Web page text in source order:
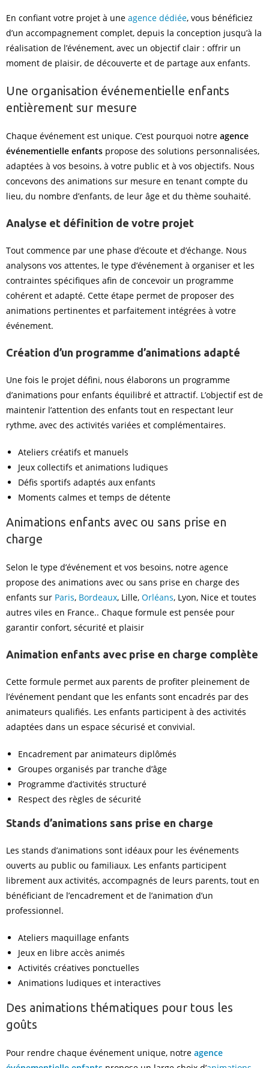
En confiant votre projet à une agence dédiée, vous bénéficiez
d’un accompagnement complet, depuis la conception jusqu’à la
réalisation de l’événement, avec un objectif clair : offrir un
moment de plaisir, de découverte et de partage aux enfants.
Une organisation événementielle enfants
entièrement sur mesure
Chaque événement est unique. C’est pourquoi notre agence
événementielle enfants propose des solutions personnalisées,
adaptées à vos besoins, à votre public et à vos objectifs. Nous
concevons des animations sur mesure en tenant compte du
lieu, du nombre d’enfants, de leur âge et du thème souhaité.
Analyse et définition de votre projet
Tout commence par une phase d’écoute et d’échange. Nous
analysons vos attentes, le type d’événement à organiser et les
contraintes spécifiques afin de concevoir un programme
cohérent et adapté. Cette étape permet de proposer des
animations pertinentes et parfaitement intégrées à votre
événement.
Création d’un programme d’animations adapté
Une fois le projet défini, nous élaborons un programme
d’animations pour enfants équilibré et attractif. L’objectif est de
maintenir l’attention des enfants tout en respectant leur
rythme, avec des activités variées et complémentaires.
Ateliers créatifs et manuels
Jeux collectifs et animations ludiques
Défis sportifs adaptés aux enfants
Moments calmes et temps de détente
Animations enfants avec ou sans prise en
charge
Selon le type d’événement et vos besoins, notre agence
propose des animations avec ou sans prise en charge des
enfants sur Paris, Bordeaux, Lille, Orléans, Lyon, Nice et toutes
autres viles en France.. Chaque formule est pensée pour
garantir confort, sécurité et plaisir
Animation enfants avec prise en charge complète
Cette formule permet aux parents de profiter pleinement de
l’événement pendant que les enfants sont encadrés par des
animateurs qualifiés. Les enfants participent à des activités
adaptées dans un espace sécurisé et convivial.
Encadrement par animateurs diplômés
Groupes organisés par tranche d’âge
Programme d’activités structuré
Respect des règles de sécurité
Stands d’animations sans prise en charge
Les stands d’animations sont idéaux pour les événements
ouverts au public ou familiaux. Les enfants participent
librement aux activités, accompagnés de leurs parents, tout en
bénéficiant de l’encadrement et de l’animation d’un
professionnel.
Ateliers maquillage enfants
Jeux en libre accès animés
Activités créatives ponctuelles
Animations ludiques et interactives
Des animations thématiques pour tous les
goûts
Pour rendre chaque événement unique, notre agence